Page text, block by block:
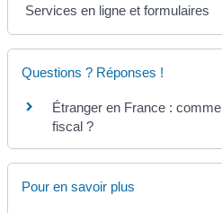
Services en ligne et formulaires
Questions ? Réponses !
Étranger en France :
fiscal ?
Pour en savoir plus